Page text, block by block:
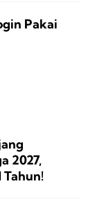
Pakai
2027,
Tahun!